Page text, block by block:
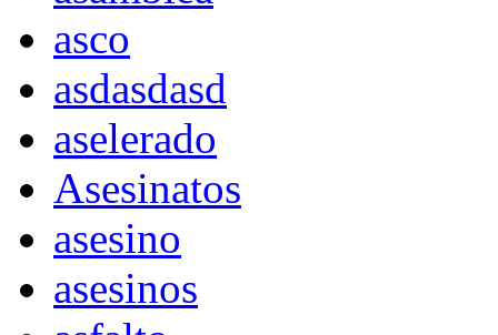
asco
asdasdasd
aselerado
Asesinatos
asesino
asesinos